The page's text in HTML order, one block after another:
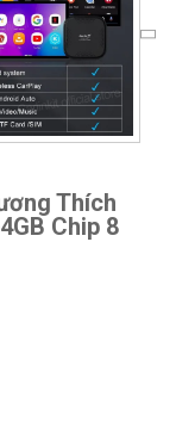
Thích
Chip 8